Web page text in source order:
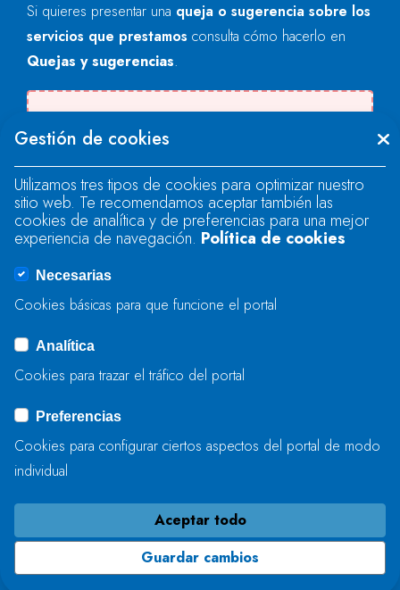
Si quieres presentar una queja o sugerencia sobre los
servicios que prestamos consulta cómo hacerlo en
Quejas y sugerencias.
"text".
Se produjo un error al cargar el campo
"text".
Se produjo un error al cargar el campo
ENVIAR
Gestión de cookies
Utilizamos tres tipos de cookies para optimizar nuestro
sitio web. Te recomendamos aceptar también las
cookies de analítica y de preferencias para una mejor
experiencia de navegación. Política de cookies
Necesarias
Cookies básicas para que funcione el portal
Analítica
Cookies para trazar el tráfico del portal
Preferencias
Cookies para configurar ciertos aspectos del portal de modo
individual
Aceptar todo
Guardar cambios